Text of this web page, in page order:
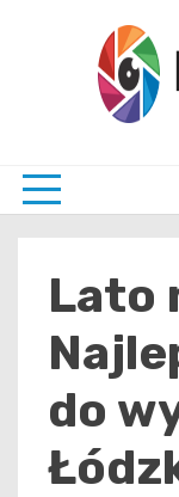
Lato
do